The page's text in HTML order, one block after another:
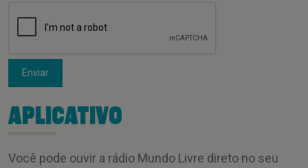
Enviar
APLICATIVO
Você pode ouvir a rádio Mundo Livre direto no seu